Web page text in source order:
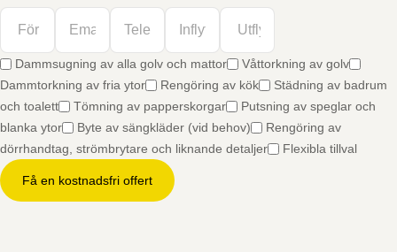
Dammsugning av alla golv och mattor
Våttorkning av golv
Dammtorkning av fria ytor
Rengöring av kök
Städning av badrum
och toalett
Tömning av papperskorgar
Putsning av speglar och
blanka ytor
Byte av sängkläder (vid behov)
Rengöring av
dörrhandtag, strömbrytare och liknande detaljer
Flexibla tillval
Få en kostnadsfri offert